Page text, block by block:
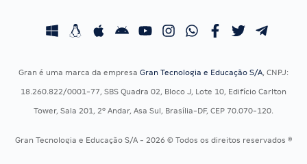
Concursos Fiscais
Residência Multiprofissional
Calendário OAB
Gran é uma marca da empresa Gran Tecnologia e Educação S/A, CNPJ:
18.260.822/0001-77, SBS Quadra 02, Bloco J, Lote 10, Edifício Carlton
Tower, Sala 201, 2º Andar, Asa Sul, Brasília-DF, CEP 70.070-120.
Gran Tecnologia e Educação S/A - 2026 © Todos os direitos reservados ®